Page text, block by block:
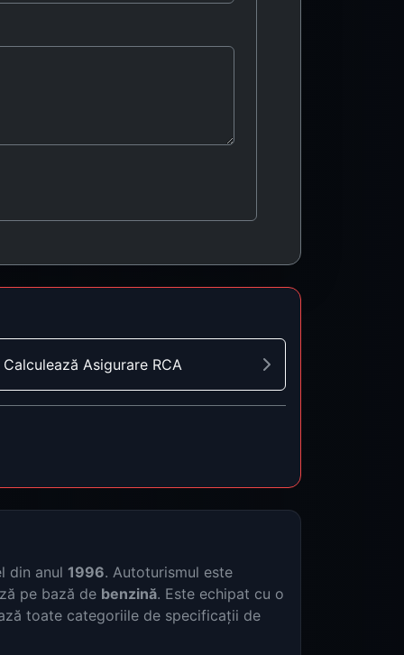
Calculează Asigurare RCA
din anul 1996. Autoturismul este
pe bază de benzină. Este echipat cu o
toate categoriile de specificații de